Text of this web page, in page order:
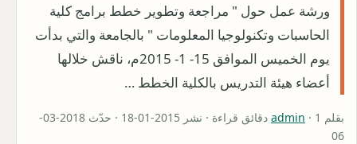
ورشة عمل حول " مراجعة وتطوير خطط برامج كلية
الحاسبات وتكنولوجيا المعلومات " بالجامعة والتي بدأت
يوم الخميس الموافق 15- 1- 2015م، ناقش خلالها
أعضاء هيئة التدريس بالكلية الخطط …
بقلم admin
· 1 دقائق قراءة · نشر 2015-01-18 · حدّث 2018-03-
06